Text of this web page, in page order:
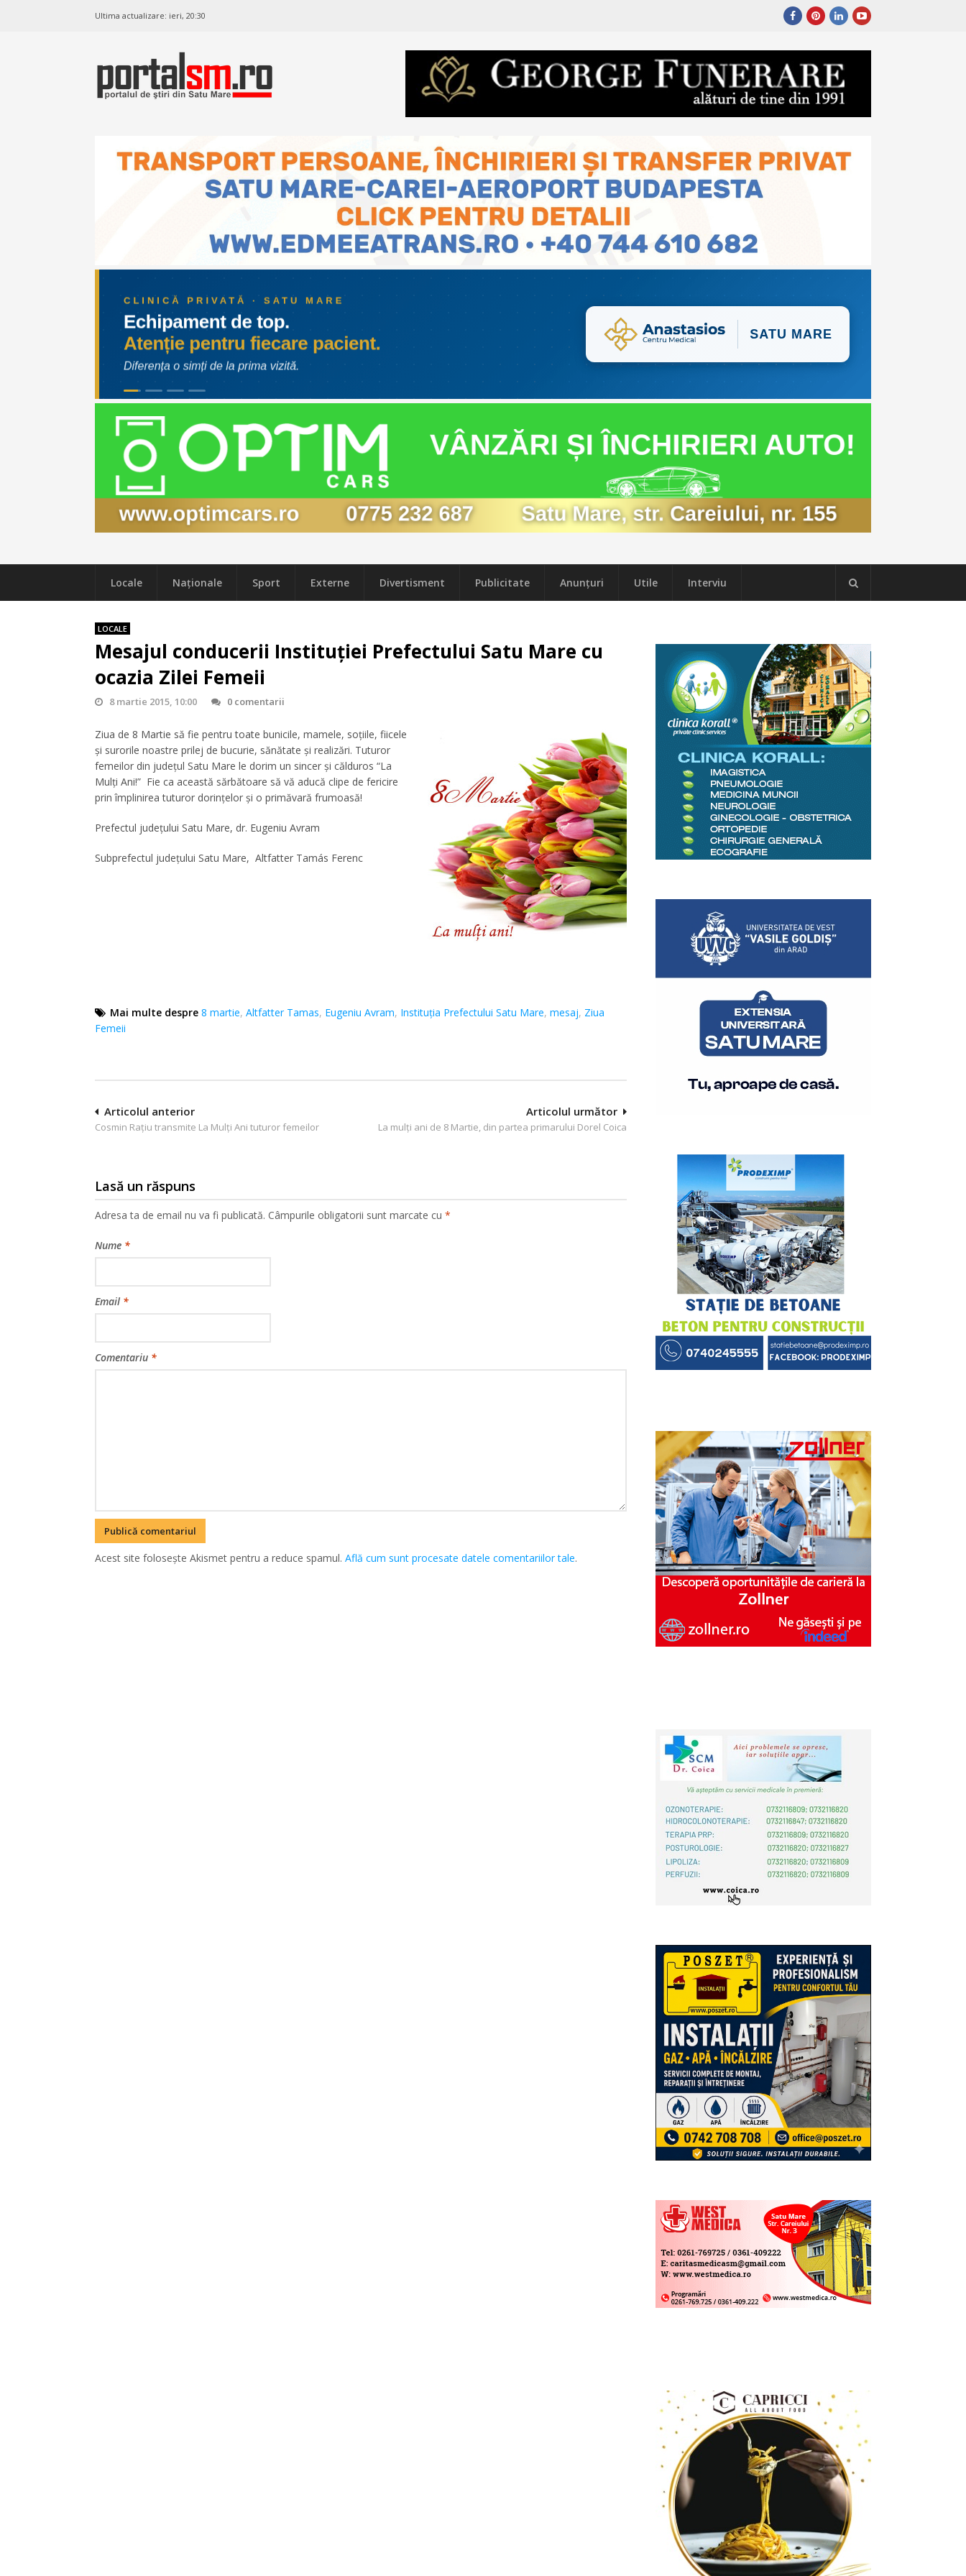
Ultima actualizare: ieri, 20:30
Locale Naţionale Sport Externe Divertisment Publicitate Anunțuri Utile Interviu
LOCALE
Mesajul conducerii Instituţiei Prefectului Satu Mare cu
ocazia Zilei Femeii
8 martie 2015, 10:00 0 comentarii
Ziua de 8 Martie să fie pentru toate bunicile, mamele, soţiile, fiicele
şi surorile noastre prilej de bucurie, sănătate şi realizări. Tuturor
femeilor din judeţul Satu Mare le dorim un sincer şi călduros “La
Mulţi Ani!” Fie ca această sărbătoare să vă aducă clipe de fericire
prin împlinirea tuturor dorinţelor şi o primăvară frumoasă!
Prefectul judeţului Satu Mare, dr. Eugeniu Avram
Subprefectul judeţului Satu Mare, Altfatter Tamás Ferenc
Mai multe despre 8 martie, Altfatter Tamas, Eugeniu Avram, Instituţia Prefectului Satu Mare, mesaj, Ziua
Femeii
Navigare
în
Articolul următor
La mulți ani de 8 Martie, din partea primarului Dorel Coica
Articolul anterior
Cosmin Rațiu transmite La Mulți Ani tuturor femeilor
Lasă un răspuns
Adresa ta de email nu va fi publicată. Câmpurile obligatorii sunt marcate cu *
Nume *
Email *
Comentariu *
Acest site folosește Akismet pentru a reduce spamul. Află cum sunt procesate datele comentariilor tale.